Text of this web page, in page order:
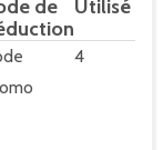
de
Utilisé
4